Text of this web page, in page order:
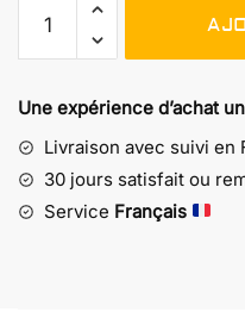
Chapeau
Mazinger
-
motifs
Grendizer
Une expérience d’achat
Livraison avec suivi en
30 jours satisfait ou
Service Français